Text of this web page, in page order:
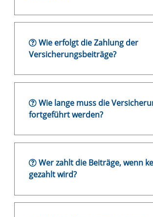
Wie erfolgt die Zahlung der
Versicherungsbeiträge?
Wie lange muss die
fortgeführt werden?
Wer zahlt die Beiträge, wenn
gezahlt wird?